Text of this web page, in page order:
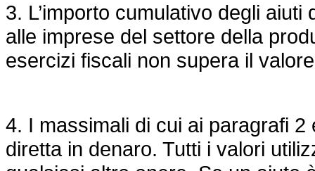
3. L’importo cumulativo degli
alle imprese del settore della
esercizi fiscali non supera il
4. I massimali di cui ai paragrafi
diretta in denaro. Tutti i valori